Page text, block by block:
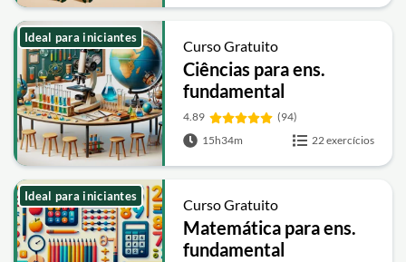
Curso Gratuito
Ciências para ens.
fundamental
4.89
(94)
15h34m
22 exercícios
Ideal para iniciantes
Curso Gratuito
Matemática para ens.
fundamental
Ideal para iniciantes